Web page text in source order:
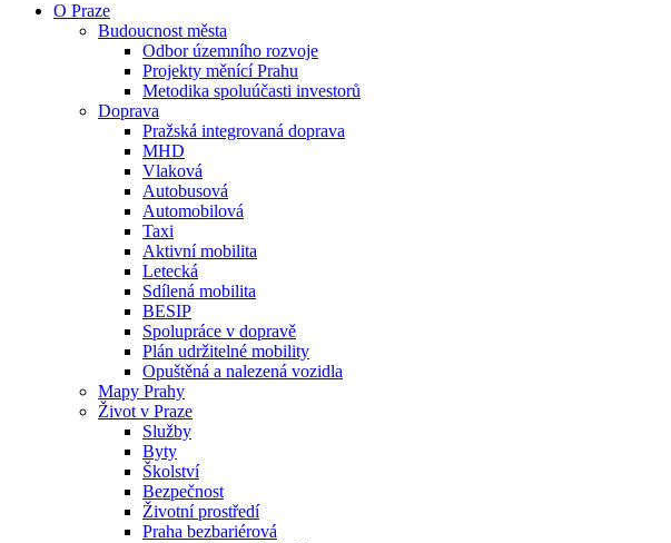
O Praze
Budoucnost města
Odbor územního rozvoje
Projekty měnící Prahu
Metodika spoluúčasti investorů
Doprava
Pražská integrovaná doprava
MHD
Vlaková
Autobusová
Automobilová
Taxi
Aktivní mobilita
Letecká
Sdílená mobilita
BESIP
Spolupráce v dopravě
Plán udržitelné mobility
Opuštěná a nalezená vozidla
Mapy Prahy
Život v Praze
Služby
Byty
Školství
Bezpečnost
Životní prostředí
Praha bezbariérová